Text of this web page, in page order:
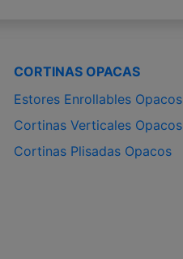
CORTINAS OPACAS
Estores Enrollables Opacos
Cortinas Verticales Opacos
Cortinas Plisadas Opacos